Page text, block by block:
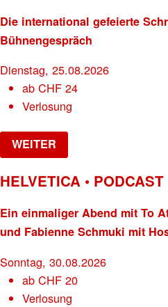
Die international gefeierte
Bühnengespräch
Dienstag, 25.08.2026
abCHF 24
Verlosung
WEITER
HELVETICA • PODCAST
Ein einmaliger Abend mit To
und Fabienne Schmuki mit
Sonntag, 30.08.2026
abCHF 20
Verlosung